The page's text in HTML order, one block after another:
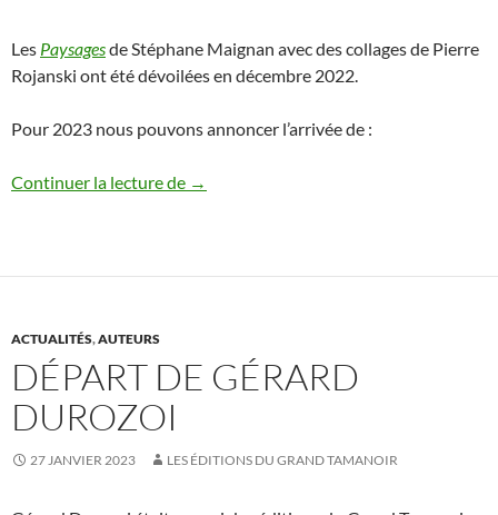
Les Paysagesde Stéphane Maignan avec des collages de Pierre
Rojanski ont été dévoilées en décembre 2022.
Pour 2023 nous pouvons annoncer l’arrivée de :
Continuer la lecture de Programme 2023
→
ACTUALITÉS,AUTEURS
DÉPART DE GÉRARD
DUROZOI
27 JANVIER 2023 LES ÉDITIONS DU GRAND TAMANOIR